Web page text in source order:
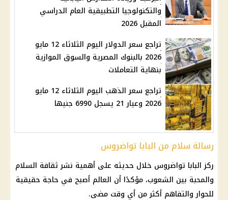
والتكنولوجيا التطبيقية العام الدراسي
المقبل 2026
تراجع سعر الدولار اليوم الثلاثاء 12 مايو
2026 بالبنوك المصرية والسوق الموازية
بنهاية التعاملات
تراجع سعر الذهب اليوم الثلاثاء 12 مايو
2026 وعيار 21 يسجل 6990 جنيها
رسالة سلام من البابا تواضروس
ركزالبابا تواضروس خلال حديثه على أهمية نشر ثقافة السلام
والمحبة بين الشعوب، مؤكدًا أن العالم أصبح في حاجة حقيقية
للحوار والتفاهم أكثر من أي وقت مضى.